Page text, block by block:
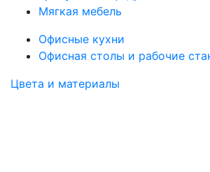
Мягкая мебель
Офисные кухни
Офисная столы и рабочие
Цвета и материалы